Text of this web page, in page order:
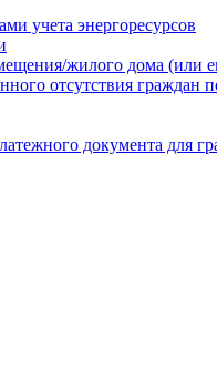
учета энергоресурсов
жилого дома (или
отсутствия граждан
документа для